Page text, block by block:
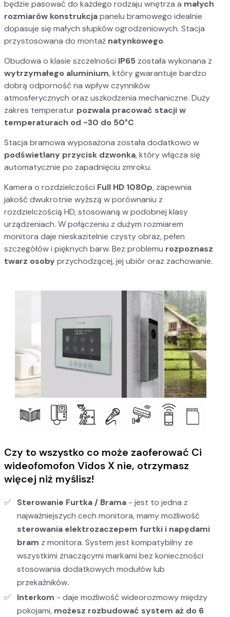
będzie pasować do każdego rodzaju wnętrza a małych
rozmiarów konstrukcjapanelu bramowego idealnie
dopasuje się małych słupków ogrodzeniowych. Stacja
przystosowana do montaż natynkowego.
Obudowa o klasie szczelności IP65 została wykonana z
wytrzymałego aluminium, który gwarantuje bardzo
dobrą odporność na wpływ czynników
atmosferycznych oraz uszkodzenia mechaniczne. Duży
zakres temperatur pozwala pracować stacji w
temperaturach od -30 do 50°C
Stacja bramowa wyposażona została dodatkowo w
podświetlany przycisk dzwonka, który włącza się
automatycznie po zapadnięciu zmroku.
Kamera o rozdzielczości Full HD 1080p, zapewnia
jakość dwukrotnie wyższą w porównaniu z
rozdzielczością HD, stosowaną w podobnej klasy
urządzeniach. W połączeniu z dużym rozmiarem
monitora daje nieskazitelnie czysty obraz, pełen
szczegółów i pięknych barw. Bez problemu rozpoznasz
twarz osoby przychodzącej, jej ubiór oraz zachowanie.
Czy to wszystko co może zaoferować Ci
wideofomofon Vidos X nie, otrzymasz
więcej niż myślisz!
Sterowanie Furtka / Brama - jest to jedna z
najważniejszych cech monitora, mamy możliwość
sterowania elektrozaczepem furtki i napędami
bram z monitora. System jest kompatybilny ze
wszystkimi znaczącymi markami bez konieczności
stosowania dodatkowych modułów lub
przekaźników.
Interkom - daje możliwość wideorozmowy między
pokojami, możesz rozbudować system aż do 6